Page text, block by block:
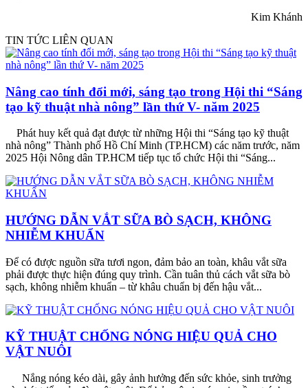
Kim Khánh
TIN TỨC LIÊN QUAN
Nâng cao tính đổi mới, sáng tạo trong Hội thi “Sáng
tạo kỹ thuật nhà nông” lần thứ V- năm 2025
Phát huy kết quả đạt được từ những Hội thi “Sáng tạo kỹ thuật
nhà nông” Thành phố Hồ Chí Minh (TP.HCM) các năm trước, năm
2025 Hội Nông dân TP.HCM tiếp tục tổ chức Hội thi “Sáng...
HƯỚNG DẪN VẮT SỮA BÒ SẠCH, KHÔNG
NHIỄM KHUẨN
Để có được nguồn sữa tươi ngon, đảm bảo an toàn, khâu vắt sữa
phải được thực hiện đúng quy trình. Cần tuân thủ cách vắt sữa bò
sạch, không nhiễm khuẩn – từ khâu chuẩn bị đến hậu vắt...
KỸ THUẬT CHỐNG NÓNG HIỆU QUẢ CHO
VẬT NUÔI
Nắng nóng kéo dài, gây ảnh hưởng đến sức khỏe, sinh trưởng